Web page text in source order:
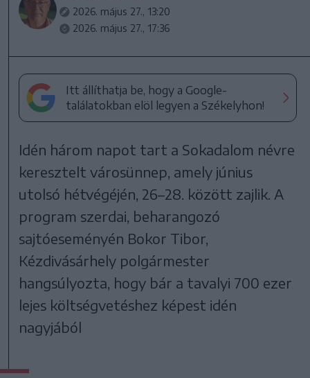
2026. május 27., 13:20
2026. május 27., 17:36
Itt állíthatja be, hogy a Google-
találatokban elöl legyen a Székelyhon!
Idén három napot tart a Sokadalom névre
keresztelt városünnep, amely június
utolsó hétvégéjén, 26–28. között zajlik. A
program szerdai, beharangozó
sajtóeseményén Bokor Tibor,
Kézdivásárhely polgármester
hangsúlyozta, hogy bár a tavalyi 700 ezer
lejes költségvetéshez képest idén
nagyjából